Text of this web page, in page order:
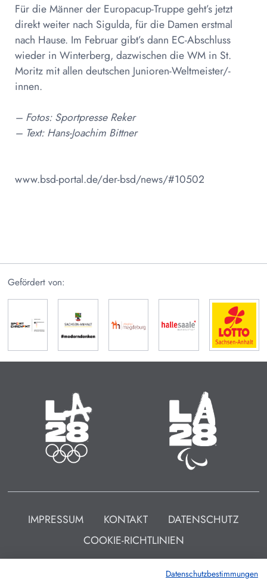
Für die Männer der Europacup-Truppe geht’s jetzt
direkt weiter nach Sigulda, für die Damen erstmal
nach Hause. Im Februar gibt’s dann EC-Abschluss
wieder in Winterberg, dazwischen die WM in St.
Moritz mit allen deutschen Junioren-Weltmeister/-
innen.
– Fotos: Sportpresse Reker
– Text: Hans-Joachim Bittner
www.bsd-portal.de/der-bsd/news/#10502
Gefördert von:
Olympische Sommerspiele
14.07. - 30.07.2028
Zeit bis zum Start:
23
:
Paralympische Sommerspiele
15.08. - 27.08.2028
Zeit bis zum Start:
23
STUNDEN
:
IMPRESSUM KONTAKT
DATENSCHUTZ
COOKIE-RICHTLINIEN
Datenschutzbestimmungen